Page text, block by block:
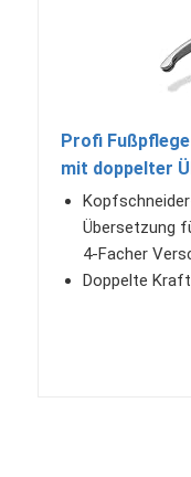
Profi
mit doppelter
Übersetzung
4-Facher
Doppelte